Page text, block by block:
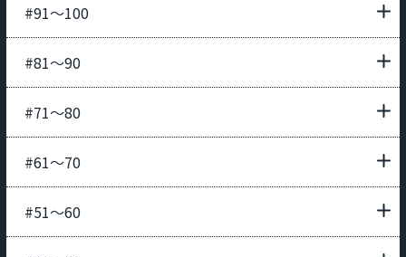
#91〜100
#81〜90
#71〜80
#61〜70
#51〜60